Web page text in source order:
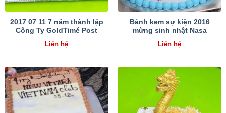
2017 07 11 7 năm thành lập
Công Ty GoldTimé Post
Liên hệ
Bánh kem sự kiện 2016
mừng sinh nhật Nasa
Liên hệ